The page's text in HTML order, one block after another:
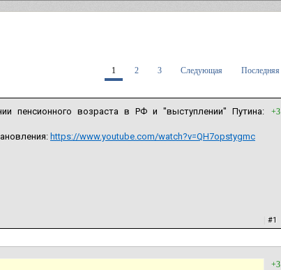
1 2 3 Следующая Последняя
+3
пенсионного возраста в РФ и "выступлении" Путина:
https://www.youtube.com/watch?v=QH7opstygmc
#1
+3